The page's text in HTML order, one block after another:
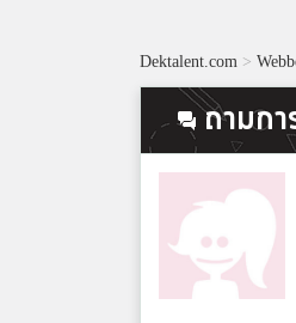
Dektalent.com >
ถามกา